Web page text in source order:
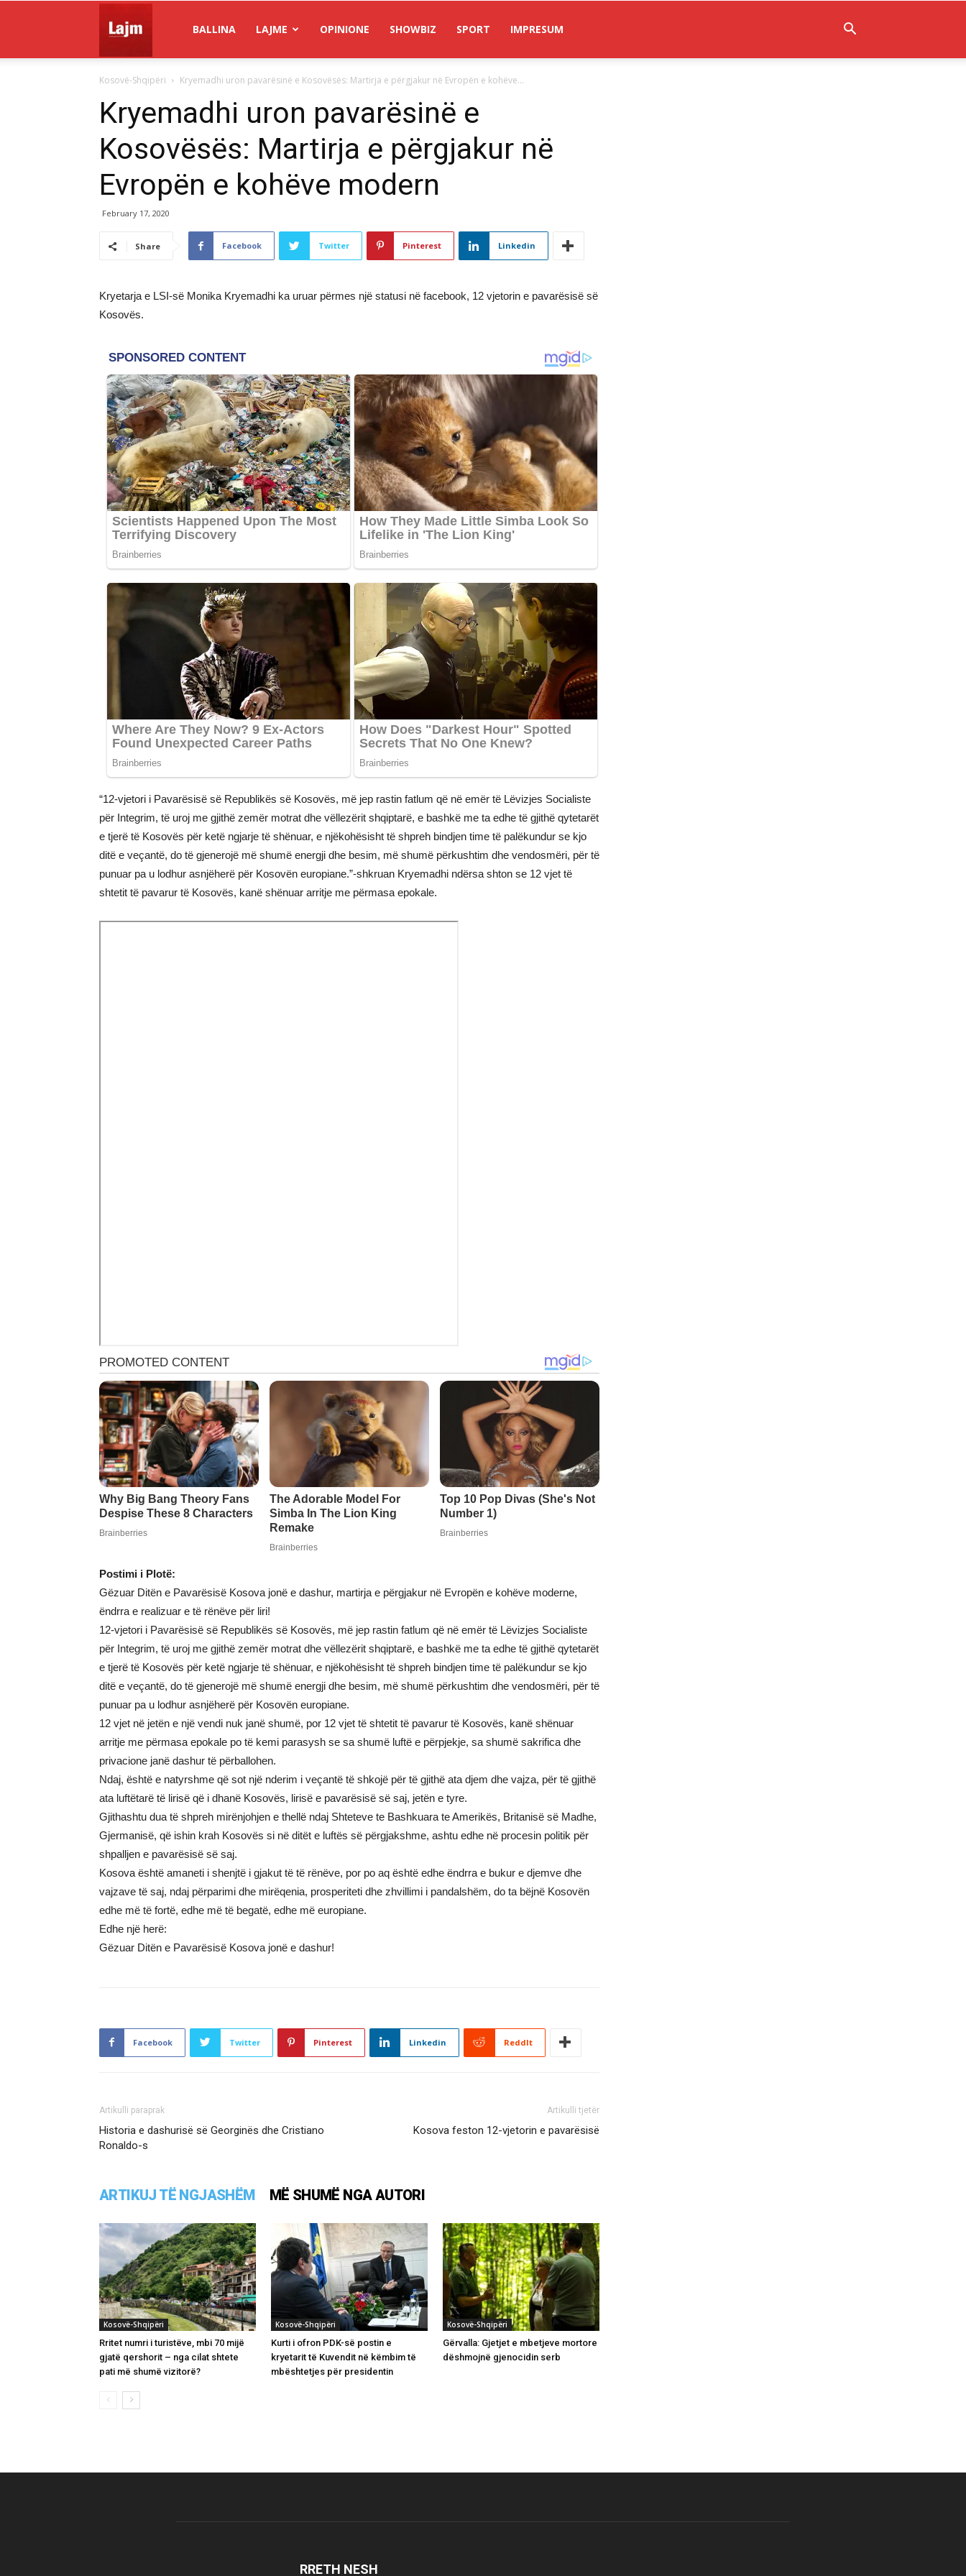
Lajm
BALLINA LAJME OPINIONE SHOWBIZ SPORT IMPRESUM
Kosovë-Shqipëri Kryemadhi uron pavarësinë e Kosovësës: Martirja e përgjakur në Evropën e kohëve...
Kryemadhi uron pavarësinë e
Kosovësës: Martirja e përgjakur në
Evropën e kohëve modern
February 17, 2020
Share Facebook Twitter Pinterest Linkedin
Kryetarja e LSI-së Monika Kryemadhi ka uruar përmes një statusi në facebook, 12 vjetorin e pavarësisë së
Kosovës.
“12-vjetori i Pavarësisë së Republikës së Kosovës, më jep rastin fatlum që në emër të Lëvizjes Socialiste
për Integrim, të uroj me gjithë zemër motrat dhe vëllezërit shqiptarë, e bashkë me ta edhe të gjithë qytetarët
e tjerë të Kosovës për ketë ngjarje të shënuar, e njëkohësisht të shpreh bindjen time të palëkundur se kjo
ditë e veçantë, do të gjenerojë më shumë energji dhe besim, më shumë përkushtim dhe vendosmëri, për të
punuar pa u lodhur asnjëherë për Kosovën europiane.”-shkruan Kryemadhi ndërsa shton se 12 vjet të
shtetit të pavarur të Kosovës, kanë shënuar arritje me përmasa epokale.
Postimi i Plotë:
Gëzuar Ditën e Pavarësisë Kosova jonë e dashur, martirja e përgjakur në Evropën e kohëve moderne,
ëndrra e realizuar e të rënëve për liri!
12-vjetori i Pavarësisë së Republikës së Kosovës, më jep rastin fatlum që në emër të Lëvizjes Socialiste
për Integrim, të uroj me gjithë zemër motrat dhe vëllezërit shqiptarë, e bashkë me ta edhe të gjithë qytetarët
e tjerë të Kosovës për ketë ngjarje të shënuar, e njëkohësisht të shpreh bindjen time të palëkundur se kjo
ditë e veçantë, do të gjenerojë më shumë energji dhe besim, më shumë përkushtim dhe vendosmëri, për të
punuar pa u lodhur asnjëherë për Kosovën europiane.
12 vjet në jetën e një vendi nuk janë shumë, por 12 vjet të shtetit të pavarur të Kosovës, kanë shënuar
arritje me përmasa epokale po të kemi parasysh se sa shumë luftë e përpjekje, sa shumë sakrifica dhe
privacione janë dashur të përballohen.
Ndaj, është e natyrshme që sot një nderim i veçantë të shkojë për të gjithë ata djem dhe vajza, për të gjithë
ata luftëtarë të lirisë që i dhanë Kosovës, lirisë e pavarësisë së saj, jetën e tyre.
Gjithashtu dua të shpreh mirënjohjen e thellë ndaj Shteteve te Bashkuara te Amerikës, Britanisë së Madhe,
Gjermanisë, që ishin krah Kosovës si në ditët e luftës së përgjakshme, ashtu edhe në procesin politik për
shpalljen e pavarësisë së saj.
Kosova është amaneti i shenjtë i gjakut të të rënëve, por po aq është edhe ëndrra e bukur e djemve dhe
vajzave të saj, ndaj përparimi dhe mirëqenia, prosperiteti dhe zhvillimi i pandalshëm, do ta bëjnë Kosovën
edhe më të fortë, edhe më të begatë, edhe më europiane.
Edhe një herë:
Gëzuar Ditën e Pavarësisë Kosova jonë e dashur!
Facebook Twitter Pinterest Linkedin ReddIt
Artikulli paraprak
Historia e dashurisë së Georginës dhe Cristiano
Ronaldo-s
Artikulli tjetër
​Kosova feston 12-vjetorin e pavarësisë
ARTIKUJ TË NGJASHËM MË SHUMË NGA AUTORI
Kosovë-Shqipëri
Rritet numri i turistëve, mbi 70 mijë
gjatë qershorit – nga cilat shtete
pati më shumë vizitorë?
Kosovë-Shqipëri
Kurti i ofron PDK-së postin e
kryetarit të Kuvendit në këmbim të
mbështetjes për presidentin
Kosovë-Shqipëri
Gërvalla: Gjetjet e mbetjeve mortore
dëshmojnë gjenocidin serb
RRETH NESH